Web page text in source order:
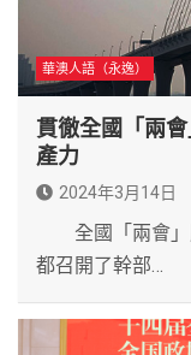
華澳人語（永逸）
貫徹全國「兩
產力
2024年3月14日
全國「兩會」
都召開了幹部…